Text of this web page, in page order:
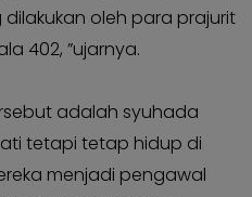
oleh para prajurit
402, ”ujarnya.
adalah syuhada
tetapi tetap hidup di
menjadi pengawal